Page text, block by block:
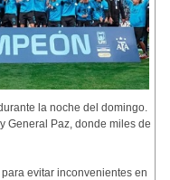
la noche del domingo.
General Paz, donde miles de
evitar inconvenientes en